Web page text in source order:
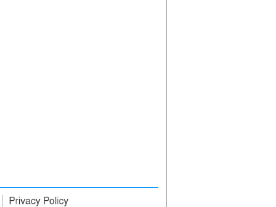
Privacy Policy